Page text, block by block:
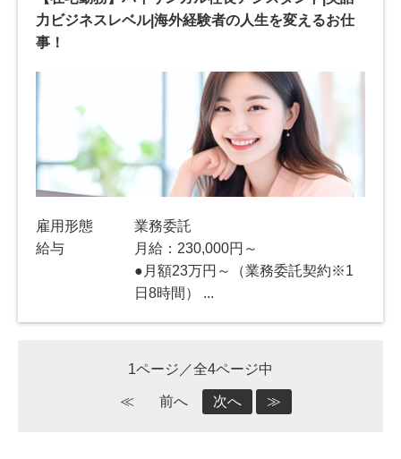
力ビジネスレベル|海外経験者の人生を変えるお仕
事！
雇用形態
業務委託
給与
月給：230,000円～
●月額23万円～（業務委託契約※1
日8時間） ...
1ページ／全4ページ中
≪ 前へ 次へ ≫